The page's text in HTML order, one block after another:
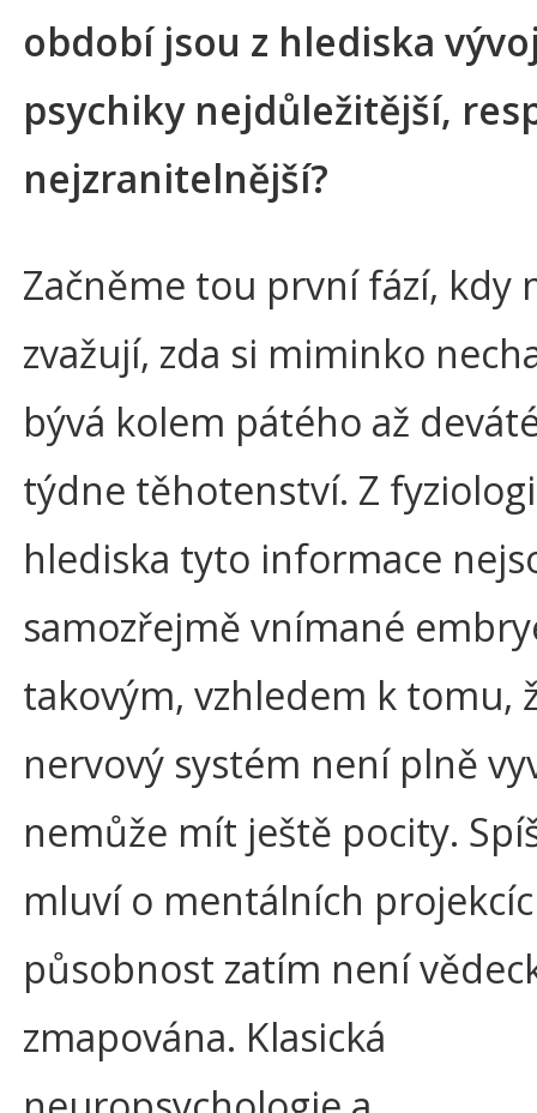
období jsou z hlediska
psychiky nejdůležitější,
nejzranitelnější?
Začněme tou první fází, kdy
zvažují, zda si miminko
bývá kolem pátého až
týdne těhotenství. Z
hlediska tyto informace
samozřejmě vnímané
takovým, vzhledem k tomu,
nervový systém není plně
nemůže mít ještě pocity.
mluví o mentálních
působnost zatím není
zmapována. Klasická